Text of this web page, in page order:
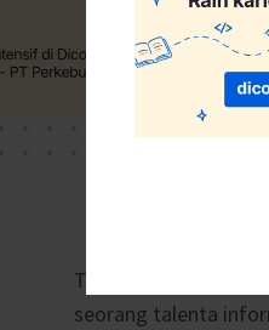
Tak semua orang
seorang talenta